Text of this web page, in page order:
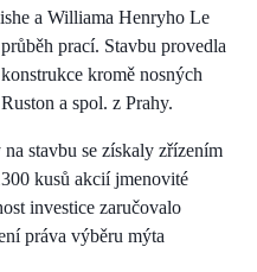
a Williama Henryho Le
prací. Stavbu provedla
kromě nosných
a spol. z Prahy.
stavbu se získaly zřízením
kusů akcií jmenovité
investice zaručovalo
práva výběru mýta